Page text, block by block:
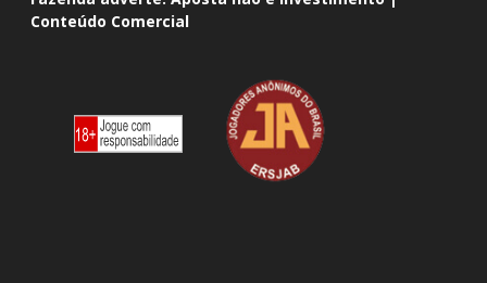
Conteúdo Comercial